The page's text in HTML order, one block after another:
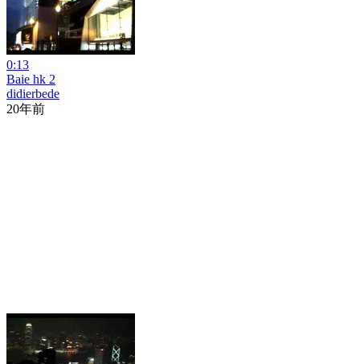
0:13
Baie hk 2
didierbede
20年前